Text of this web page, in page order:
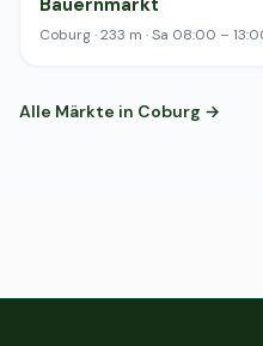
Bauernmarkt
Coburg · 233 m · Sa 08:00 –
Alle Märkte in Coburg →